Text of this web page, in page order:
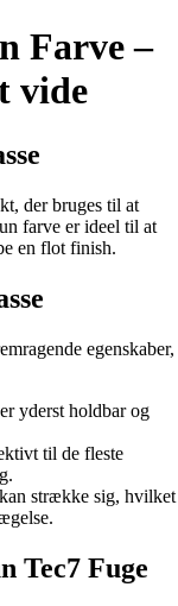
Farve –
vide
der bruges til at
farve er ideel til at
en flot finish.
egenskaber,
yderst holdbar og
til de fleste
strække sig, hvilket
Tec7 Fuge